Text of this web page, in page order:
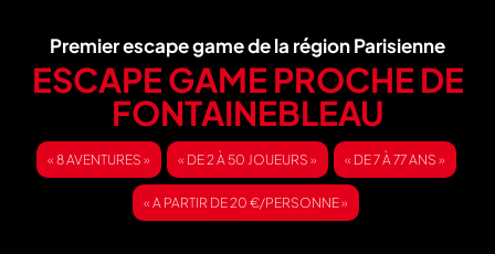
Premier escape game de la région Parisienne
ESCAPE GAME PROCHE DE
FONTAINEBLEAU
« 8 AVENTURES » « DE 2 À 50 JOUEURS » « DE 7 À 77 ANS »
« A PARTIR DE 20 €/PERSONNE »